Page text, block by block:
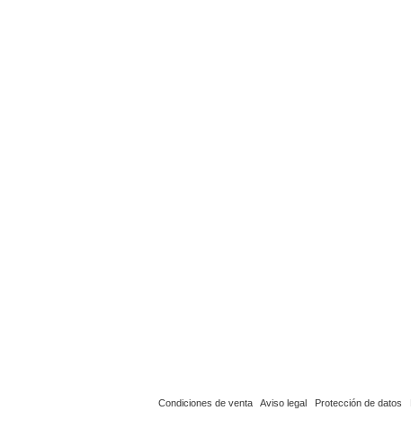
Condiciones de venta Aviso legal Protección de datos